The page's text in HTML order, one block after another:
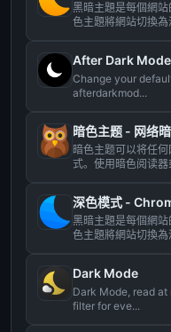
黑暗主題是每個網
色主題將網站切換
After Dark Mode
Change your
afterdarkmod...
暗色主题 - 网络
暗色主题可以将任
式。使用暗色阅读
深色模式 -
黑暗主題是每個網
色主題將網站切換
Dark Mode
Dark Mode, read
filter for eve...